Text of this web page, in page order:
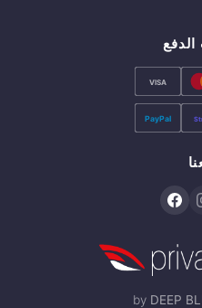
الدفع
VISA
PayPal
by DEEP